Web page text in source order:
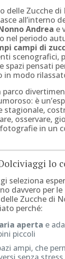
delle Zucche di
all’interno
Andrea e
nel periodo
campi di
scenografici,
spazi pensati
in modo
parco
è
stagionale,
osservare,
in un
lo
seleziona
davvero per
Zucche di
perché:
aperta e
piccoli
ampi, che